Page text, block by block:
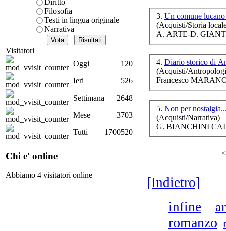
Diritto
Filosofia
Testi in lingua originale
Narrativa
Visitatori
Oggi
120
Ieri
526
Settimana
2648
Mese
3703
Tutti
1700520
Chi e' online
Abbiamo 4 visitatori online
3. Un comune
(Acquisti/Storia
A. ARTE-D.
4. Diario storico di
(Acquisti/
Francesco
5. Non per
(Acquisti/Narrativa)
G. BIANCHINI
[Indietro]
infine
romanzo